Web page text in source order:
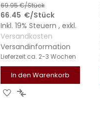
69.95€/Stück
66.45 €/Stück
Inkl. 19% Steuern,exkl.
Versandkosten
Versandinformation
Lieferzeit ca. 2-3 Wochen
In den Warenkorb
ZURZUR